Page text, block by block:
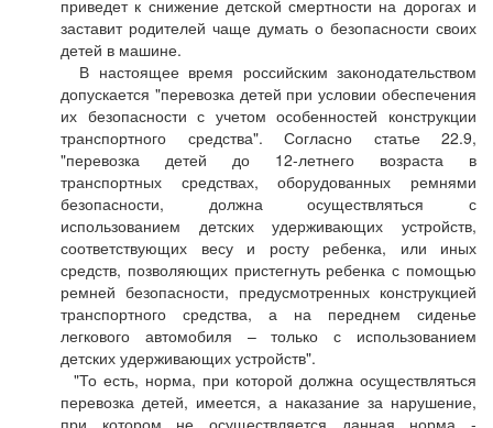
приведет к снижение детской смертности на дорогах и
заставит родителей чаще думать о безопасности своих
детей в машине.
В настоящее время российским законодательством
допускается "перевозка детей при условии обеспечения
их безопасности с учетом особенностей конструкции
транспортного средства". Согласно статье 22.9,
"перевозка детей до 12-летнего возраста в
транспортных средствах, оборудованных ремнями
безопасности, должна осуществляться с
использованием детских удерживающих устройств,
соответствующих весу и росту ребенка, или иных
средств, позволяющих пристегнуть ребенка с помощью
ремней безопасности, предусмотренных конструкцией
транспортного средства, а на переднем сиденье
легкового автомобиля – только с использованием
детских удерживающих устройств".
"То есть, норма, при которой должна осуществляться
перевозка детей, имеется, а наказание за нарушение,
при котором не осуществляется данная норма -